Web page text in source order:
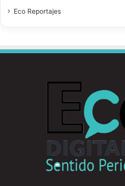
Eco Reportajes